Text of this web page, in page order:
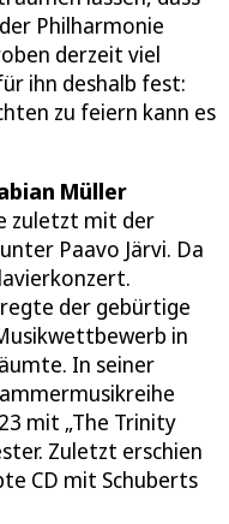
Philharmonie
derzeit viel
ihn deshalb fest:
zu feiern kann es
Müller
zuletzt mit der
Paavo Järvi. Da
der gebürtige
in
In seiner
mit „The Trinity
Zuletzt erschien
CD mit Schuberts